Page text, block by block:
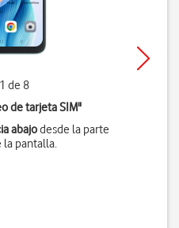
de 8
de tarjeta SIM"
abajodesde la parte
la pantalla.